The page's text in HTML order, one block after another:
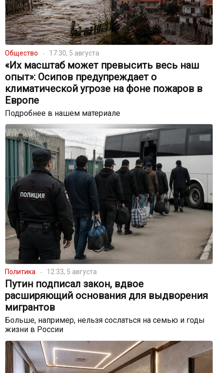
Общество 17:30, 5 августа
«Их масштаб может превысить весь наш
опыт»: Осипов предупреждает о
климатической угрозе на фоне пожаров в
Европе
Подробнее в нашем материале
Политика 12:33, 5 августа
Путин подписал закон, вдвое
расширяющий основания для выдворения
мигрантов
Больше, например, нельзя сослаться на семью и годы
жизни в России